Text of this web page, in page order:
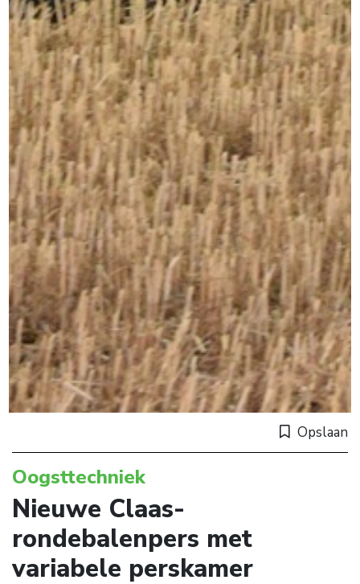
Opslaan
Oogsttechniek
Nieuwe Claas-
rondebalenpers met
variabele perskamer